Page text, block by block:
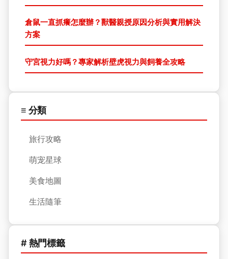
倉鼠一直抓癢怎麼辦？獸醫親授原因分析與實用解決
方案
守宮視力好嗎？專家解析壁虎視力與飼養全攻略
≡ 分類
旅行攻略
萌宠星球
美食地圖
生活隨筆
# 熱門標籤